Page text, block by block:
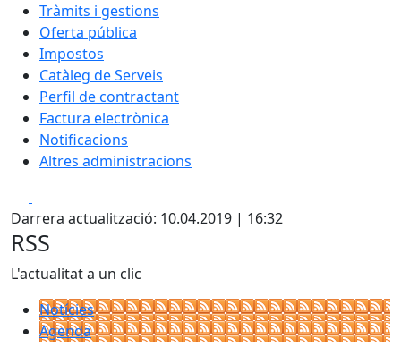
Tràmits i gestions
Oferta pública
Impostos
Catàleg de Serveis
Perfil de contractant
Factura electrònica
Notificacions
Altres administracions
Darrera actualització: 10.04.2019 | 16:32
RSS
L'actualitat a un clic
Notícies
Agenda